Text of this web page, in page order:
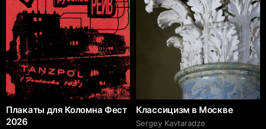
Плакаты для Коломна Фест
2026
Классицизм в Москве
Sergey Kavtaradze